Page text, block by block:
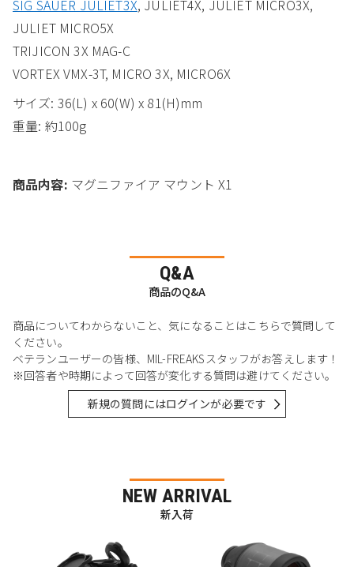
SIG SAUER JULIET3X, JULIET4X, JULIET MICRO3X,
JULIET MICRO5X
TRIJICON 3X MAG-C
VORTEX VMX-3T, MICRO 3X, MICRO6X
サイズ: 36(L) x 60(W) x 81(H)mm
重量: 約100g
商品内容: マグニファイア マウント X1
Q&A
商品のQ&A
商品についてわからないこと、気になることはこちらで質問して
ください。
ベテランユーザーの皆様、MIL-FREAKSスタッフがお答えします！
※回答者や時期によって回答が変化する質問は避けてください。
新規の質問にはログインが必要です
NEW ARRIVAL
新入荷